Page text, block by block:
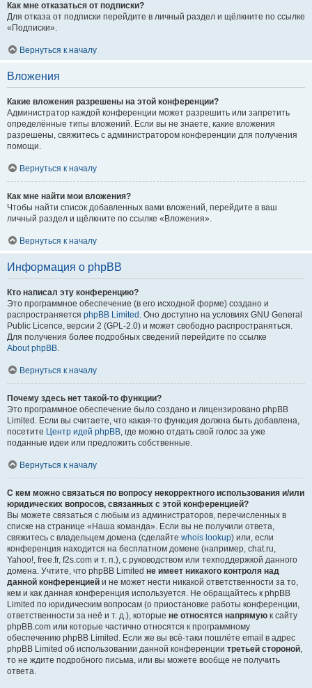
Как мне отказаться от подписки?
Для отказа от подписки перейдите в личный раздел и щёлкните по ссылке
«Подписки».
Вернуться к началу
Вложения
Какие вложения разрешены на этой конференции?
Администратор каждой конференции может разрешить или запретить
определённые типы вложений. Если вы не знаете, какие вложения
разрешены, свяжитесь с администратором конференции для получения
помощи.
Вернуться к началу
Как мне найти мои вложения?
Чтобы найти список добавленных вами вложений, перейдите в ваш
личный раздел и щёлкните по ссылке «Вложения».
Вернуться к началу
Информация о phpBB
Кто написал эту конференцию?
Это программное обеспечение (в его исходной форме) создано и
распространяется phpBB Limited . Оно доступно на условиях GNU General
Public Licence, версии 2 (GPL-2.0) и может свободно распространяться.
Для получения более подробных сведений перейдите по ссылке
About phpBB.
Вернуться к началу
Почему здесь нет такой-то функции?
Это программное обеспечение было создано и лицензировано phpBB
Limited. Если вы считаете, что какая-то функция должна быть добавлена,
посетите Центр идей phpBB, где можно отдать свой голос за уже
поданные идеи или предложить собственные.
Вернуться к началу
С кем можно связаться по вопросу некорректного использования и/или
юридических вопросов, связанных с этой конференцией?
Вы можете связаться с любым из администраторов, перечисленных в
списке на странице «Наша команда». Если вы не получили ответа,
свяжитесь с владельцем домена (сделайте whois lookup) или, если
конференция находится на бесплатном домене (например, chat.ru,
Yahoo!, free.fr, f2s.com и т. п.), с руководством или техподдержкой данного
домена. Учтите, что phpBB Limited не имеет никакого контроля над
данной конференцией и не может нести никакой ответственности за то,
кем и как данная конференция используется. Не обращайтесь к phpBB
Limited по юридическим вопросам (о приостановке работы конференции,
ответственности за неё и т. д.), которые не относятся напрямую к сайту
phpBB.com или которые частично относятся к программному
обеспечению phpBB Limited. Если же вы всё-таки пошлёте email в адрес
phpBB Limited об использовании данной конференции третьей стороной,
то не ждите подробного письма, или вы можете вообще не получить
ответа.